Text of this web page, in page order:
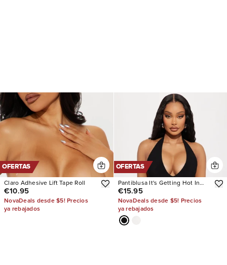
OFERTAS
Claro Adhesive Lift Tape Roll
€10.95
NovaDeals desde $5! Precios
ya rebajados
OFERTAS
Pantiblusa It's Getting Hot In
Here
€15.95
NovaDeals desde $5! Precios
ya rebajados